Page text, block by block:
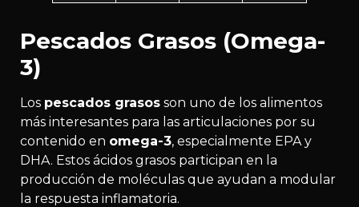
Pescados Grasos (Omega-
3)
Los pescados grasos son uno de los alimentos
más interesantes para las articulaciones por su
contenido en omega-3, especialmente EPA y
DHA. Estos ácidos grasos participan en la
producción de moléculas que ayudan a modular
la respuesta inflamatoria.